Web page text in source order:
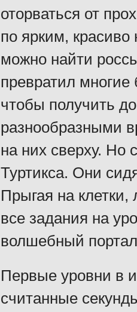
оторваться от
по ярким,
можно найти
превратил
чтобы получить
разнообразными
на них сверху. Но
Туртикса. Они
Прыгая на клетки,
все задания на
волшебный
Первые уровни в
считанные